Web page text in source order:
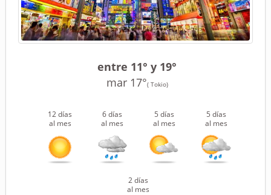
entre 11° y 19°
mar 17°( Tokio)
12 días
al mes
6 días
al mes
5 días
al mes
5 días
al mes
2 días
al mes